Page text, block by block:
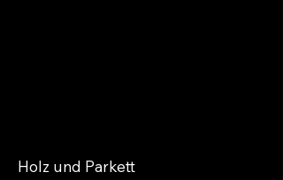
Holz und Parkett